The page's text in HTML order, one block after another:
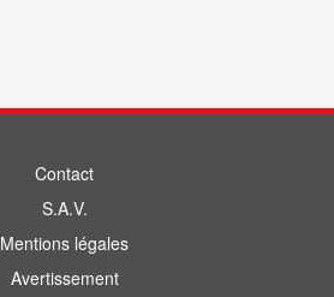
Contact
S.A.V.
Mentions légales
Avertissement